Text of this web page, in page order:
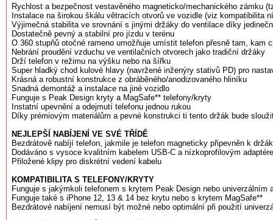
Rychlost a bezpečnost vestavěného magneticko/mechanického zámku
Instalace na širokou škálu větracích otvorů ve vozidle (viz kompatibilita
Výjimečná stabilita ve srovnání s jinými držáky do ventilace díky
Dostatečně pevný a stabilní pro jízdu v terénu
O 360 stupňů otočné rameno umožňuje umístit telefon přesně tam, kam
Nebrání proudění vzduchu ve ventilačních otvorech jako tradiční držáky
Drží telefon v režimu na výšku nebo na šířku
Super hladký chod kulové hlavy (navržené inženýry stativů PD) pro
Krásná a robustní konstrukce z obráběného/anodizovaného hliníku
Snadná demontáž a instalace na jiné vozidlo
Funguje s Peak Design kryty a MagSafe** telefony/kryty
Instatní upevnění a odejmutí telefonu jednou rukou
Díky prémiovým materiálům a pevné konstrukci ti tento držák bude
NEJLEPŠÍ NABÍJENÍ VE SVÉ TŘÍDĚ
Bezdrátově nabíjí telefon, jakmile je telefon magneticky připevněn k
Dodáváno s vysoce kvalitním kabelem USB-C a nízkoprofilovým
Přiložené klipy pro diskrétní vedení kabelu
KOMPATIBILITA S TELEFONY/KRYTY
Funguje s jakýmkoli telefonem s krytem Peak Design nebo univerzálním
Funguje také s iPhone 12, 13 & 14 bez krytu nebo s krytem MagSafe**
Bezdrátové nabíjení nemusí být možné nebo optimální při použití